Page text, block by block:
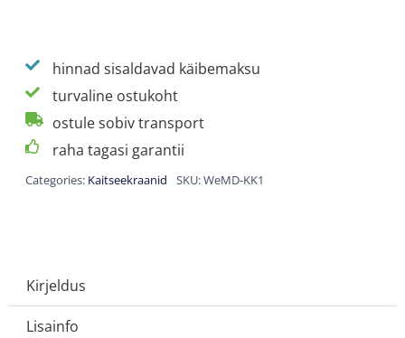
hinnad sisaldavad käibemaksu
turvaline ostukoht
ostule sobiv transport
raha tagasi garantii
Categories: Kaitseekraanid SKU:WeMD-KK1
Kirjeldus
Lisainfo